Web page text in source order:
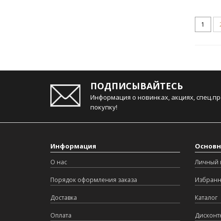
1
ПОДПИСЫВАЙТЕСЬ
Информация о новинках, акциях,
покупку!
Информация
О нас
Порядок оформления заказа
Доставка
Оплата
Личный
Каталог